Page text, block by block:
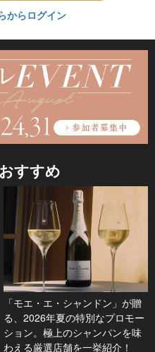
からログイン
すすめ
「モエ・エ・シャンドン」が贈
る、2026年夏の特別なプロモー
ション。極上のシャンパンを味
わえる厳選店舗を一挙紹介！